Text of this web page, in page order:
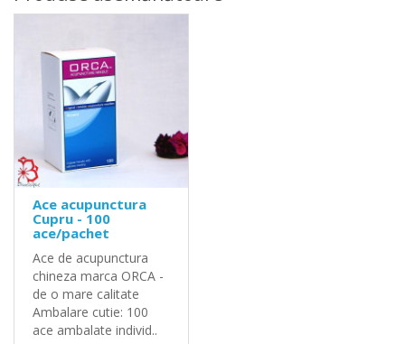
Ace acupunctura
Cupru - 100
ace/pachet
Ace de acupunctura
chineza marca ORCA -
de o mare calitate
Ambalare cutie: 100
ace ambalate individ..